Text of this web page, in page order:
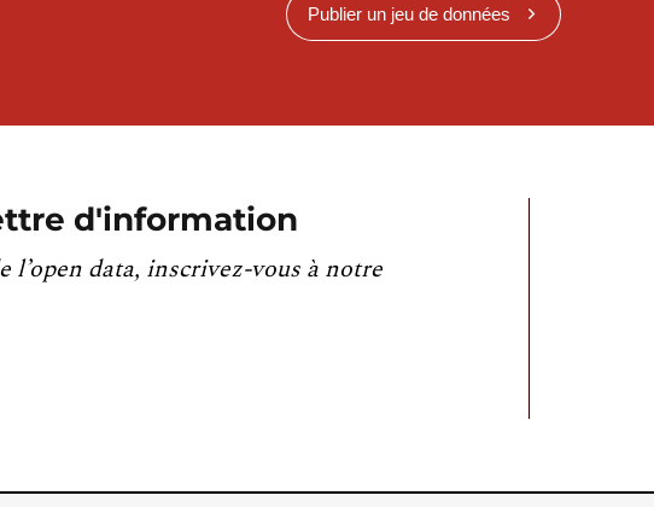
Publier un jeu de données
d'information
l’open data, inscrivez-vous à notre